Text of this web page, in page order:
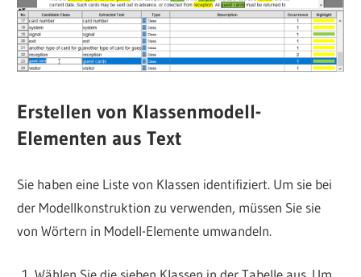
Erstellen von Klassenmodell-
Elementen aus Text
Sie haben eine Liste von Klassen identifiziert. Um sie bei
der Modellkonstruktion zu verwenden, müssen Sie sie
von Wörtern in Modell-Elemente umwandeln.